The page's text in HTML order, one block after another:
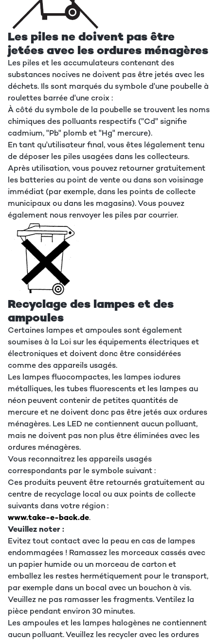
Les piles ne doivent pas être
jetées avec les ordures ménagères
Les piles et les accumulateurs contenant des
substances nocives ne doivent pas être jetés avec les
déchets. Ils sont marqués du symbole d'une poubelle à
roulettes barrée d'une croix :
À côté du symbole de la poubelle se trouvent les noms
chimiques des polluants respectifs ("Cd" signifie
cadmium, "Pb" plomb et "Hg" mercure).
En tant qu'utilisateur final, vous êtes légalement tenu
de déposer les piles usagées dans les collecteurs.
Après utilisation, vous pouvez retourner gratuitement
les batteries au point de vente ou dans son voisinage
immédiat (par exemple, dans les points de collecte
municipaux ou dans les magasins). Vous pouvez
également nous renvoyer les piles par courrier.
Recyclage des lampes et des
ampoules
Certaines lampes et ampoules sont également
soumises à la Loi sur les équipements électriques et
électroniques et doivent donc être considérées
comme des appareils usagés.
Les lampes fluocompactes, les lampes iodures
métalliques, les tubes fluorescents et les lampes au
néon peuvent contenir de petites quantités de
mercure et ne doivent donc pas être jetés aux ordures
ménagères. Les LED ne contiennent aucun polluant,
mais ne doivent pas non plus être éliminées avec les
ordures ménagères.
Vous reconnaitrez les appareils usagés
correspondants par le symbole suivant :
Ces produits peuvent être retournés gratuitement au
centre de recyclage local ou aux points de collecte
suivants dans votre région :
www.take-e-back.de.
Veuillez noter :
Evitez tout contact avec la peau en cas de lampes
endommagées ! Ramassez les morceaux cassés avec
un papier humide ou un morceau de carton et
emballez les restes hermétiquement pour le transport,
par exemple dans un bocal avec un bouchon à vis.
Veuillez ne pas ramasser les fragments. Ventilez la
pièce pendant environ 30 minutes.
Les ampoules et les lampes halogènes ne contiennent
aucun polluant. Veuillez les recycler avec les ordures